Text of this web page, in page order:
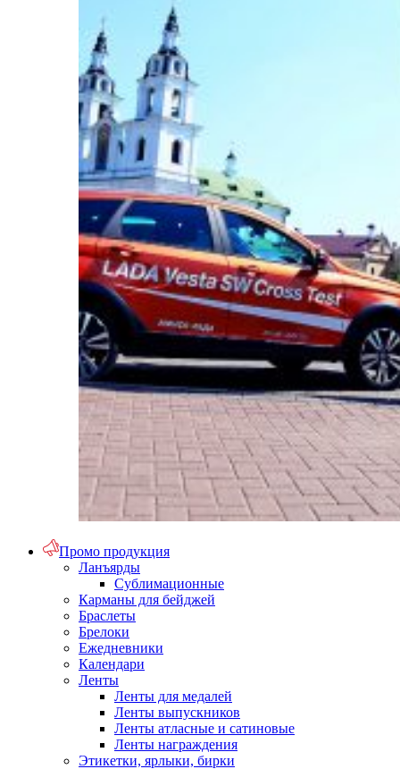
Промо продукция
Ланъярды
Сублимационные
Карманы для бейджей
Браслеты
Брелоки
Ежедневники
Календари
Ленты
Ленты для медалей
Ленты выпускников
Ленты атласные и сатиновые
Ленты награждения
Этикетки, ярлыки, бирки